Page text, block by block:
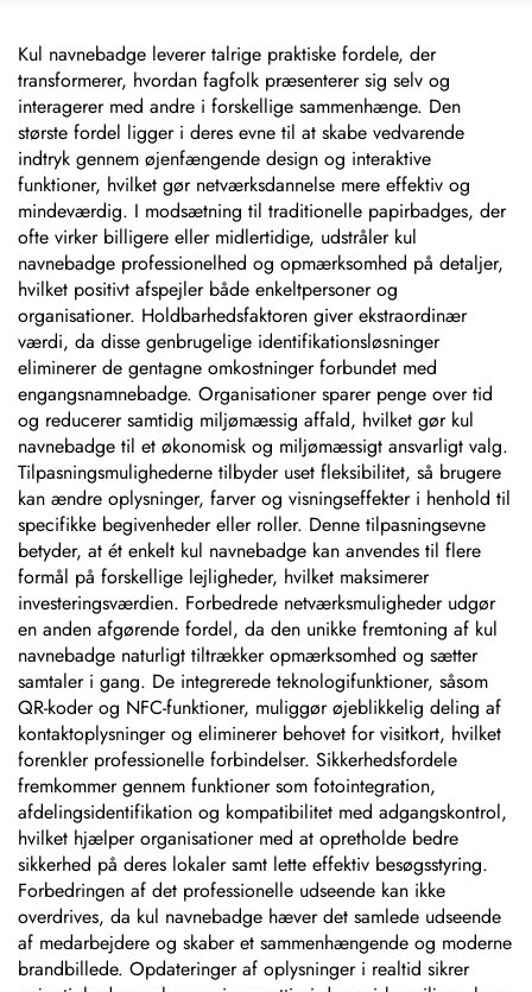
Kul navnebadge leverer talrige praktiske fordele, der
transformerer, hvordan fagfolk præsenterer sig selv og
interagerer med andre i forskellige sammenhænge. Den
største fordel ligger i deres evne til at skabe vedvarende
indtryk gennem øjenfængende design og interaktive
funktioner, hvilket gør netværksdannelse mere effektiv og
mindeværdig. I modsætning til traditionelle papirbadges, der
ofte virker billigere eller midlertidige, udstråler kul
navnebadge professionelhed og opmærksomhed på detaljer,
hvilket positivt afspejler både enkeltpersoner og
organisationer. Holdbarhedsfaktoren giver ekstraordinær
værdi, da disse genbrugelige identifikationsløsninger
eliminerer de gentagne omkostninger forbundet med
engangsnamnebadge. Organisationer sparer penge over tid
og reducerer samtidig miljømæssig affald, hvilket gør kul
navnebadge til et økonomisk og miljømæssigt ansvarligt valg.
Tilpasningsmulighederne tilbyder uset fleksibilitet, så brugere
kan ændre oplysninger, farver og visningseffekter i henhold til
specifikke begivenheder eller roller. Denne tilpasningsevne
betyder, at ét enkelt kul navnebadge kan anvendes til flere
formål på forskellige lejligheder, hvilket maksimerer
investeringsværdien. Forbedrede netværksmuligheder udgør
en anden afgørende fordel, da den unikke fremtoning af kul
navnebadge naturligt tiltrækker opmærksomhed og sætter
samtaler i gang. De integrerede teknologifunktioner, såsom
QR-koder og NFC-funktioner, muliggør øjeblikkelig deling af
kontaktoplysninger og eliminerer behovet for visitkort, hvilket
forenkler professionelle forbindelser. Sikkerhedsfordele
fremkommer gennem funktioner som fotointegration,
afdelingsidentifikation og kompatibilitet med adgangskontrol,
hvilket hjælper organisationer med at opretholde bedre
sikkerhed på deres lokaler samt lette effektiv besøgsstyring.
Forbedringen af det professionelle udseende kan ikke
overdrives, da kul navnebadge hæver det samlede udseende
af medarbejdere og skaber et sammenhængende og moderne
brandbillede. Opdateringer af oplysninger i realtid sikrer